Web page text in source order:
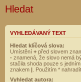
Hledat
VYHLEDÁVANÝ TEXT
Hledat klíčová slova:
Umístění + před slovem
- znamená, že slovo nemá
stačila shoda pouze s
znakem | . Použitím *
Vyhledat autora: